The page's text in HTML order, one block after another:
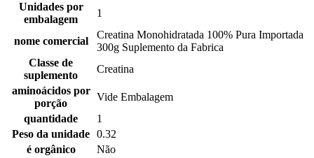
Unidades por
embalagem
1
nome comercial
Creatina Monohidratada 100% Pura Importada
300g Suplemento da Fabrica
Classe de
suplemento
Creatina
aminoácidos por
porção
Vide Embalagem
quantidade
1
Peso da unidade 0.32
é orgânico
Não